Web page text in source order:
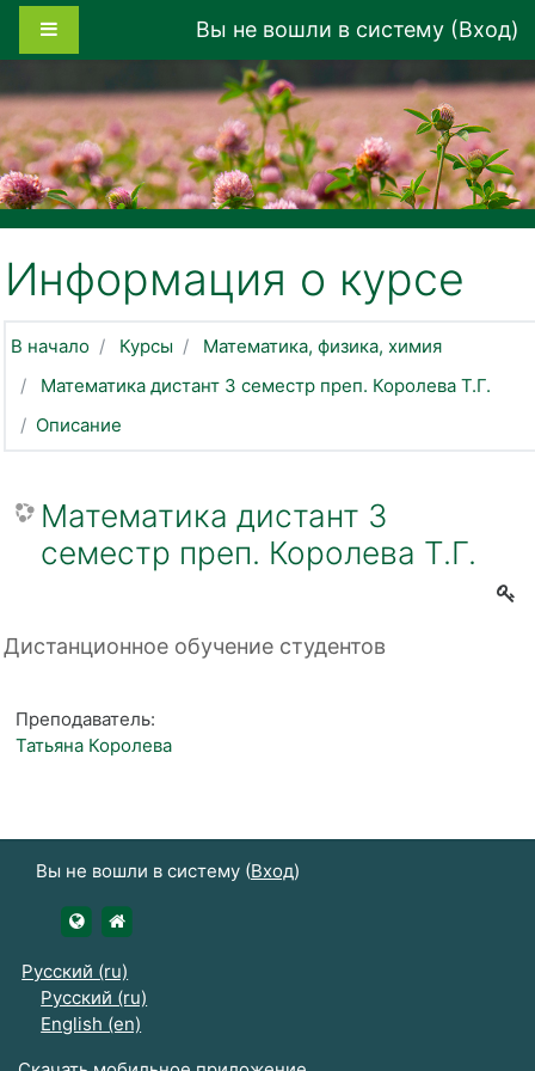
Перейти к основному содержанию
Вы не вошли в систему (Вход)
Информация о курсе
В начало Курсы
Математика, физика, химия
Математика дистант 3 семестр преп. Королева Т.Г.
Описание
Математика дистант 3
семестр преп. Королева Т.Г.
Дистанционное обучение студентов
Преподаватель:
Татьяна Королева
Вы не вошли в систему (Вход)
https://udsau.ru
Русский ‎(ru)‎
Русский ‎(ru)‎
English ‎(en)‎